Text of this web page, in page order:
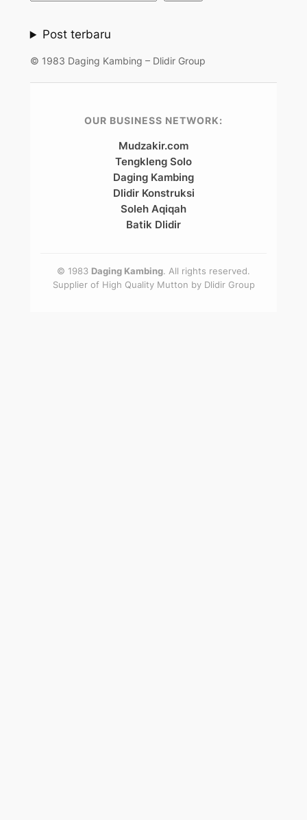
Post terbaru
© 1983 Daging Kambing – Dlidir Group
OUR BUSINESS NETWORK:
Mudzakir.com
Tengkleng Solo
Daging Kambing
Dlidir Konstruksi
Soleh Aqiqah
Batik Dlidir
© 1983 Daging Kambing. All rights reserved.
Supplier of High Quality Mutton by Dlidir Group